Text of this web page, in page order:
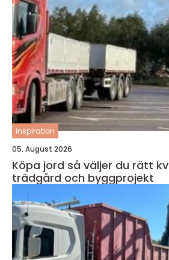
inspiration
05. August 2026
Köpa jord så väljer du rätt kvalitet till
trädgård och byggprojekt